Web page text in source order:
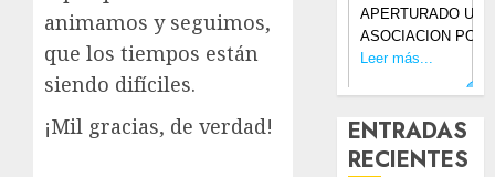
animamos y seguimos,
que los tiempos están
siendo difíciles.
¡Mil gracias, de verdad!
ENTRADAS
RECIENTES